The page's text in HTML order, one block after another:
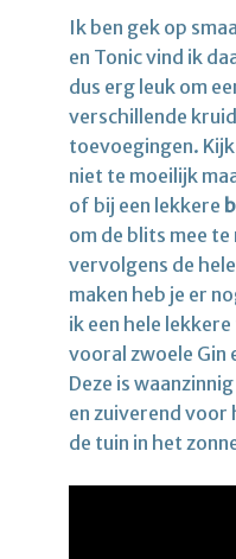
Ik ben gek op
en Tonic vind ik
dus erg leuk om
verschillende
toevoegingen.
niet te moeilijk
of bij een lekkere
om de blits mee te
vervolgens de
maken heb je er
ik een hele
vooral zwoele Gin
Deze is
en zuiverend voor
de tuin in het